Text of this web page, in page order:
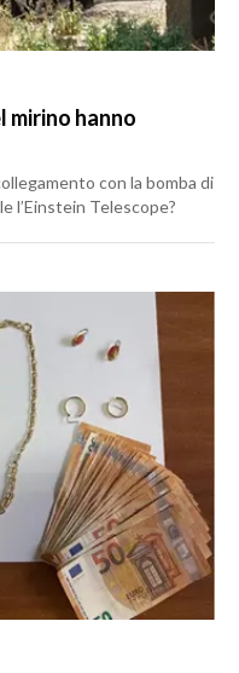
mirino hanno
con la bomba di
l’Einstein Telescope?